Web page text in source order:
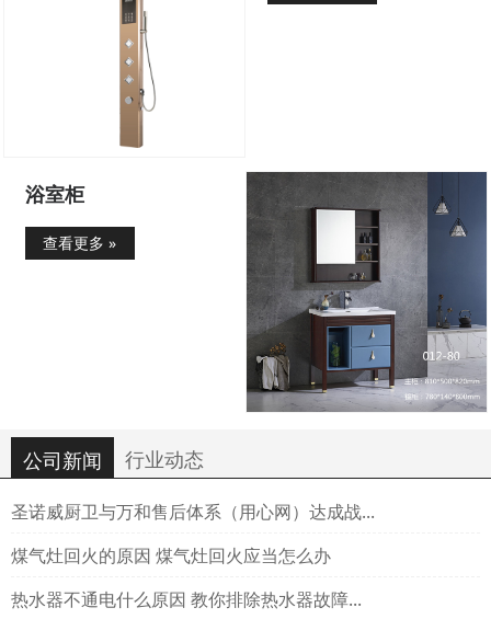
浴室柜
查看更多 »
公司新闻 行业动态
圣诺威厨卫与万和售后体系（用心网）达成战...
煤气灶回火的原因 煤气灶回火应当怎么办
热水器不通电什么原因 教你排除热水器故障...